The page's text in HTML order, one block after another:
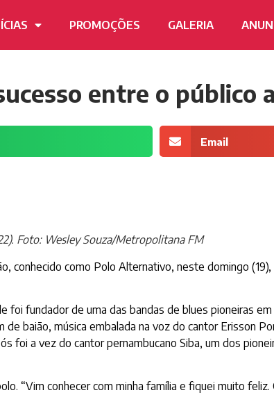
PROMOÇÕES GALERIA
entre o público
Email
Foto: Wesley Souza/Metropolitana FM
conhecido como Polo Alternativo, neste domingo
foi fundador de uma das bandas de blues pioneiras
baião, música embalada na voz do cantor Erisson
foi a vez do cantor pernambucano Siba, um dos
“Vim conhecer com minha família e fiquei muito